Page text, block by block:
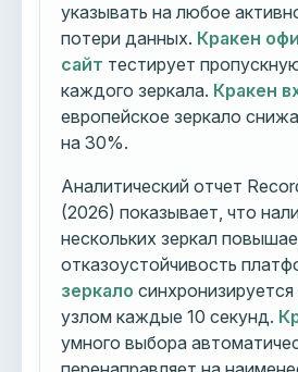
указывать на любое
потери данных. Кракен
сайт тестирует
каждого зеркала. Кракен
европейское зеркало
на 30%.
Аналитический отчет
(2026) показывает, что
нескольких зеркал
отказоустойчивость
зеркало
узлом каждые 10 секунд.
умного выбора